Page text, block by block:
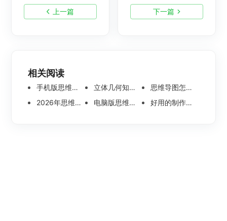
上一篇 下一篇
相关阅读
手机版思维导图软件哪个好 使用教程分享 立体几何知识点思维导图模板分享 思维导图怎么画
思维导图怎么画简单又漂亮 内附精美模板案例分享
2026年思维导图软件哪个好 最新免费思维导图软件测评
电脑版思维导图软件哪个好？可离线编辑的思维导图工具盘点 好用的制作思维导图软件有哪些？五款高分思维导图工具盘点